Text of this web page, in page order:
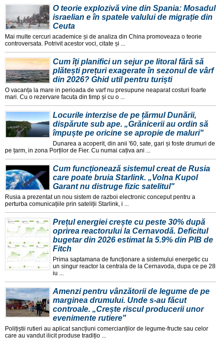
O teorie explozivă vine din Spania: Mosadul
israelian e în spatele valului de migrație din
Ceuta
Mai multe cercuri academice și de analiza din China promoveaza o teorie
controversata. Potrivit acestor voci, citate și ...
Cum îți planifici un sejur pe litoral fără să
plătești prețuri exagerate în sezonul de vârf
din 2026? Ghid util pentru turiști
O vacanța la mare in perioada de varf nu presupune neaparat costuri foarte
mari. Cu o rezervare facuta din timp și cu o ...
Locurile interzise de pe țărmul Dunării,
dispărute sub ape. „Grănicerii au ordin să
împuște pe oricine se apropie de maluri"
Dunarea a acoperit, din anii '60, sate, gari și foste drumuri de
pe țarm, in zona Porților de Fier. Cu numai cațiva ani ...
Cum funcționează sistemul creat de Rusia
care poate bruia Starlink. „Volna Kupol
Garant nu distruge fizic satelitul"
Rusia a prezentat un nou sistem de razboi electronic conceput pentru a
perturba comunicațiile prin sateliții Starlink, i ...
Prețul energiei crește cu peste 30% după
oprirea reactorului la Cernavodă. Deficitul
bugetar din 2026 estimat la 5.9% din PIB de
Fitch
Prima saptamana de funcționare a sistemului energetic cu
un singur reactor la centrala de la Cernavoda, dupa ce pe 28
iu ...
Amenzi pentru vânzătorii de legume de pe
marginea drumului. Unde s-au făcut
controale. „Crește riscul producerii unor
evenimente rutiere"
Polițiștii rutieri au aplicat sancțiuni comercianților de legume-fructe sau celor
care au vandut ilicit produse tradițio ...